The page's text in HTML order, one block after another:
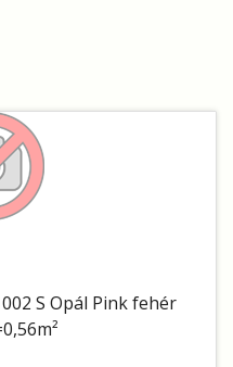
S Opál Pink fehér